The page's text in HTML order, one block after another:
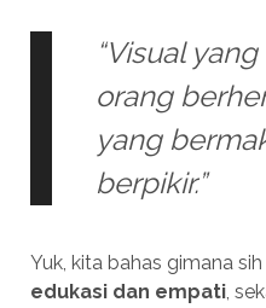
“Visual
orang
yang
berpikir.”
Yuk, kita bahas gimana sih
edukasi dan empati,